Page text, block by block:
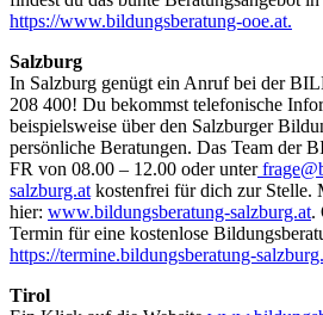
https://www.bildungsberatung-ooe.at.
Salzburg
In Salzburg genügt ein Anruf bei der
208 400! Du bekommst telefonische
beispielsweise über den Salzburger
persönliche Beratungen. Das Team
FR von 08.00 – 12.00 oder unter
salzburg.at kostenfrei für dich zur Stelle.
hier: www.bildungsberatung-salzburg.at.
Termin für eine kostenlose
https://termine.bildungsberatung-
Tirol